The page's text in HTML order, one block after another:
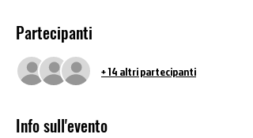
Partecipanti
+ 14 altri partecipanti
Info sull'evento